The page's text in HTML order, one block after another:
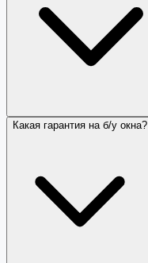
Какая гарантия на б/у окна?